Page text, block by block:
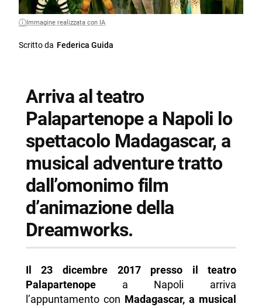
Immagine realizzata con IA
Scritto da Federica Guida
Arriva al teatro
Palapartenope a Napoli lo
spettacolo Madagascar, a
musical adventure tratto
dall’omonimo film
d’animazione della
Dreamworks.
Il 23 dicembre 2017
presso il teatro
Palapartenopea Napoli arriva
l’appuntamento con Madagascar, a musical